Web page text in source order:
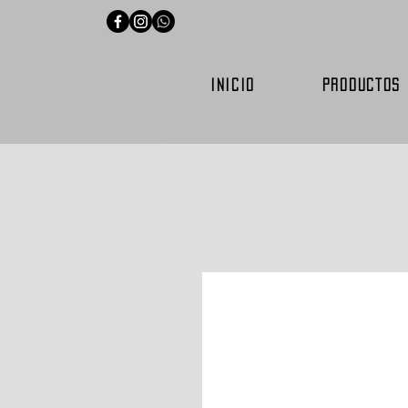
INICIO PRODUCTOS